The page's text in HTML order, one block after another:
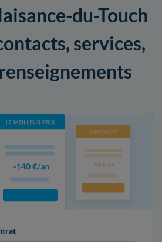
du-Touch
services,